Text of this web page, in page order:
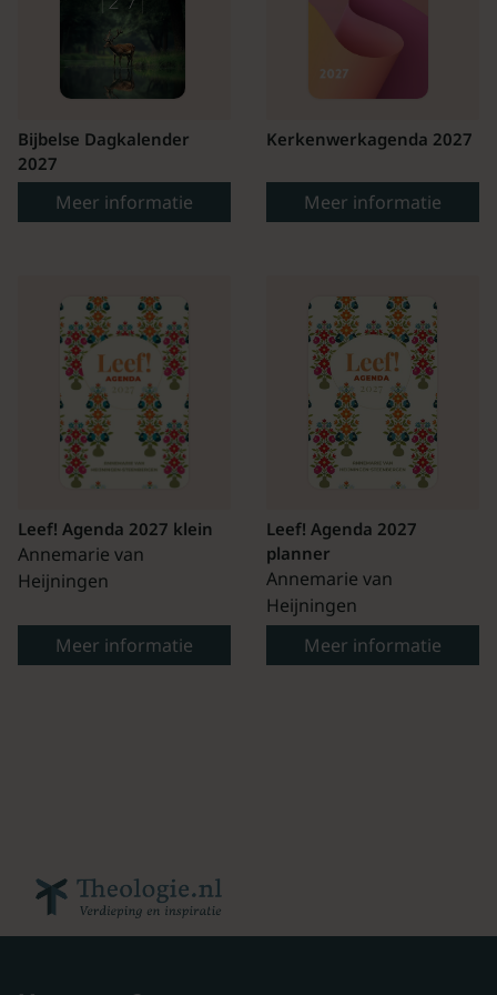
Bijbelse Dagkalender
2027
Meer informatie
Kerkenwerkagenda 2027
Meer informatie
Leef! Agenda 2027 klein
Annemarie van
Heijningen
Meer informatie
Leef! Agenda 2027
planner
Annemarie van
Heijningen
Meer informatie